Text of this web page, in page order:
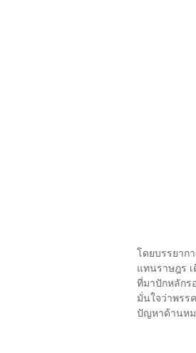
โดยบรรยาก
แทนราษฎร
ที่มาปักหลักร
มั่นใจว่าพรร
ปัญหาด้านหม